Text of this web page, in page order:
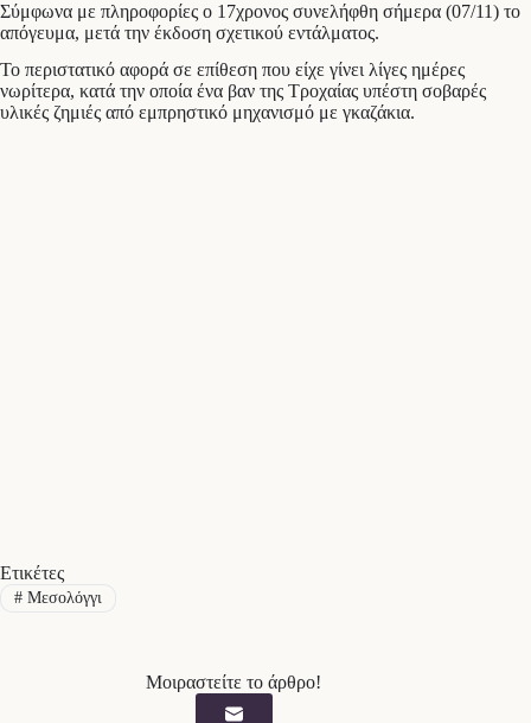
Σύμφωνα με πληροφορίες ο 17χρονος συνελήφθη σήμερα (07/11) το
απόγευμα, μετά την έκδοση σχετικού εντάλματος.
Το περιστατικό αφορά σε επίθεση που είχε γίνει λίγες ημέρες
νωρίτερα, κατά την οποία ένα βαν της Τροχαίας υπέστη σοβαρές
υλικές ζημιές από εμπρηστικό μηχανισμό με γκαζάκια.
Ετικέτες
#Μεσολόγγι
Μοιραστείτε το άρθρο!